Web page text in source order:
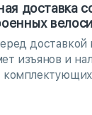
доставка
изъянов и
комплектующих